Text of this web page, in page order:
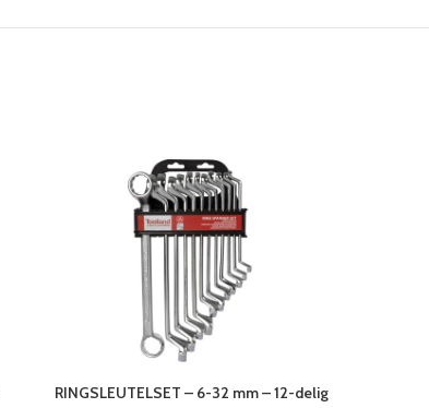
RINGSLEUTELSET – 6-32 mm – 12-delig